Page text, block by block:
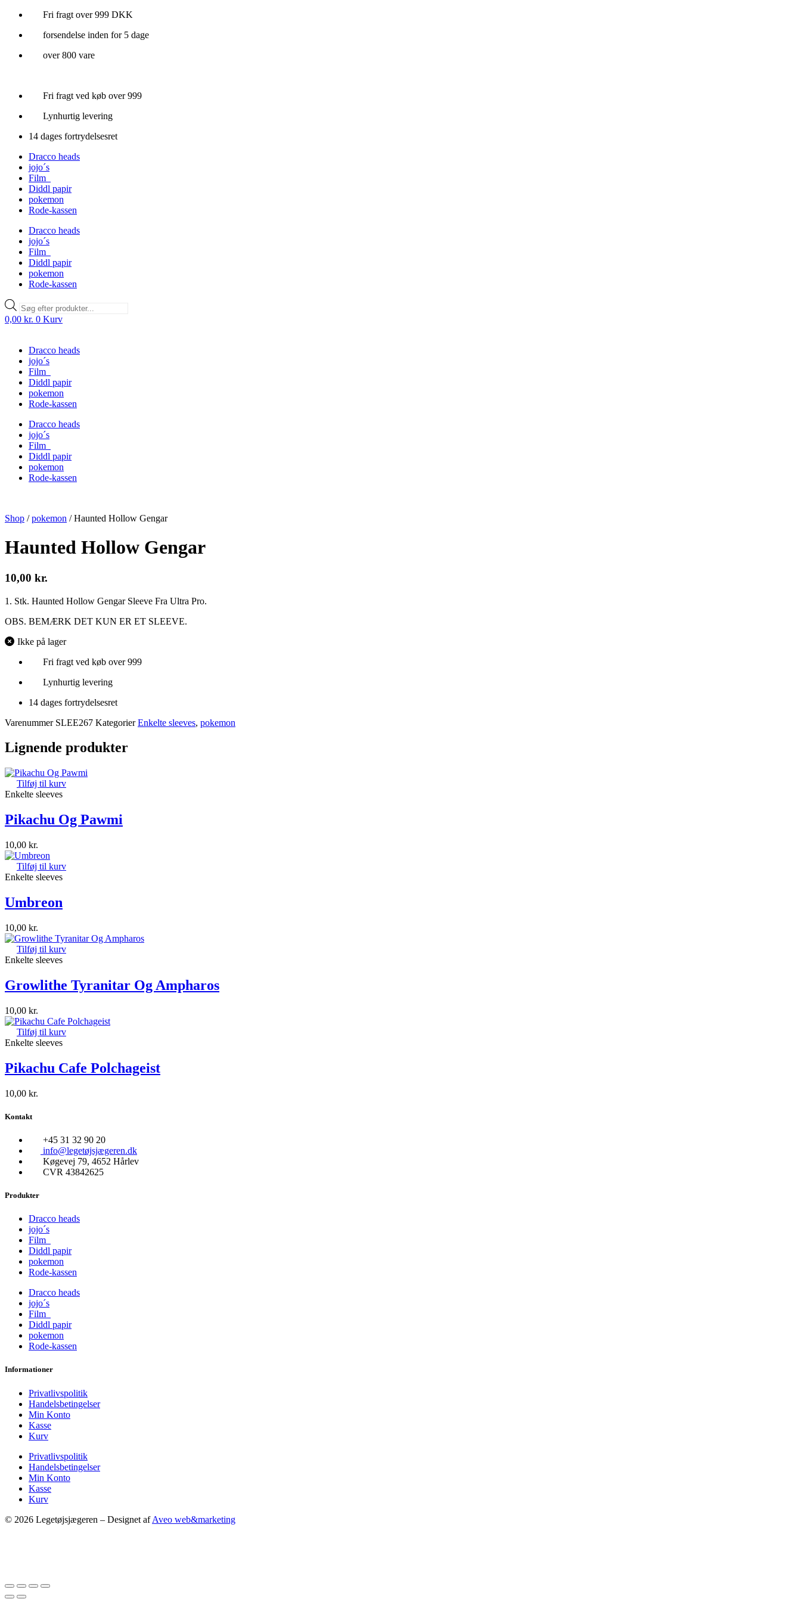
Videre
indhold
Fri fragt over 999 DKK
forsendelse inden for 5 dage
over 800 vare
Fri fragt ved køb over 999
Lynhurtig levering
14 dages fortrydelsesret
Dracco heads
jojo´s
Film
Diddl papir
pokemon
Rode-kassen
Dracco heads
jojo´s
Film
Diddl papir
pokemon
Rode-kassen
Products
search
0,00 kr. 0 Kurv
Dracco heads
jojo´s
Film
Diddl papir
pokemon
Rode-kassen
Dracco heads
jojo´s
Film
Diddl papir
pokemon
Rode-kassen
Shop /pokemon /Haunted Hollow Gengar
Haunted Hollow Gengar
10,00 kr.
1. Stk. Haunted Hollow Gengar Sleeve Fra Ultra Pro.
OBS. BEMÆRK DET KUN ER ET SLEEVE.
Ikke på lager
Fri fragt ved køb over 999
Lynhurtig levering
14 dages fortrydelsesret
Varenummer SLEE267 Kategorier Enkelte sleeves, pokemon
Lignende produkter
Tilføj til kurv
Enkelte sleeves
Pikachu Og Pawmi
10,00 kr.
Tilføj til kurv
Enkelte sleeves
Umbreon
10,00 kr.
Tilføj til kurv
Enkelte sleeves
Growlithe Tyranitar Og Ampharos
10,00 kr.
Tilføj til kurv
Enkelte sleeves
Pikachu Cafe Polchageist
10,00 kr.
Kontakt
+45 31 32 90 20
info@legetøjsjægeren.dk
Køgevej 79, 4652 Hårlev
CVR 43842625
Produkter
Dracco heads
jojo´s
Film
Diddl papir
pokemon
Rode-kassen
Dracco heads
jojo´s
Film
Diddl papir
pokemon
Rode-kassen
Informationer
Privatlivspolitik
Handelsbetingelser
Min Konto
Kasse
Kurv
Privatlivspolitik
Handelsbetingelser
Min Konto
Kasse
Kurv
© 2026 Legetøjsjægeren – Designet afAveo web&marketing